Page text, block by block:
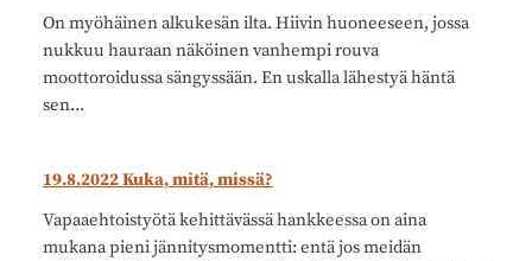
On myöhäinen alkukesän ilta. Hiivin huoneeseen, jossa
nukkuu hauraan näköinen vanhempi rouva
moottoroidussa sängyssään. En uskalla lähestyä häntä
sen...
19.8.2022 Kuka, mitä, missä?
Vapaaehtoistyötä kehittävässä hankkeessa on aina
mukana pieni jännitysmomentti: entä jos meidän